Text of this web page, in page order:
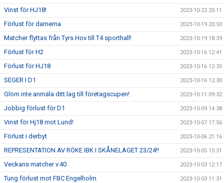
Vinst för HJ18! 2023-10-22 20:11
Förlust för damerna 2023-10-19 20:50
Matcher flyttas från Tyrs Hov till T4 sporthall! 2023-10-19 18:39
Förlust för H2 2023-10-16 12:41
Förlust för HJ18 2023-10-16 12:35
SEGER I D1 2023-10-16 12:30
Glöm inte anmäla ditt lag till företagscupen! 2023-10-11 09:32
Jobbig förlust för D1 2023-10-09 14:38
Vinst för Hj18 mot Lund! 2023-10-07 17:56
Förlust i derbyt 2023-10-06 21:16
REPRESENTATION AV RÖKE IBK I SKÅNELAGET 23/24!! 2023-10-05 15:31
Veckans matcher v.40 2023-10-03 12:17
Tung förlust mot FBC Engelholm 2023-10-03 11:31